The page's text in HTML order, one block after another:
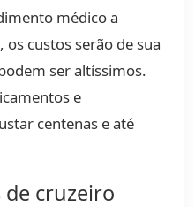
médico a
custos serão de sua
ser altíssimos.
e
centenas e até
de cruzeiro